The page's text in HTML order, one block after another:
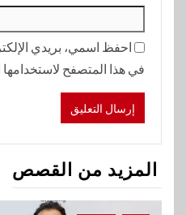
احفظ اسمي، بريدي
في هذا المتصفح لاستخدامها
المزيد من القصص